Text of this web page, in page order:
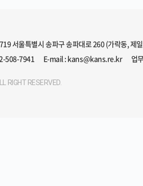
서울특별시 송파구 송파대로 260 (가락동, 제
508-7941 E-mail : kans@kans.re.kr 업
RIGHT RESERVED.